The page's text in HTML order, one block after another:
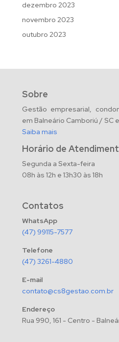
dezembro 2023
novembro 2023
outubro 2023
Sobre
Gestão empresarial,
em Balneário Camboriú / SC
Saiba mais
Horário de
Segunda a Sexta-feira
08h às 12h e 13h30 às 18h
Contatos
WhatsApp
(47) 99115-7577
Telefone
(47) 3261-4880
E-mail
contato@cs8gestao.com.br
Endereço
Rua 990, 161 - Centro -